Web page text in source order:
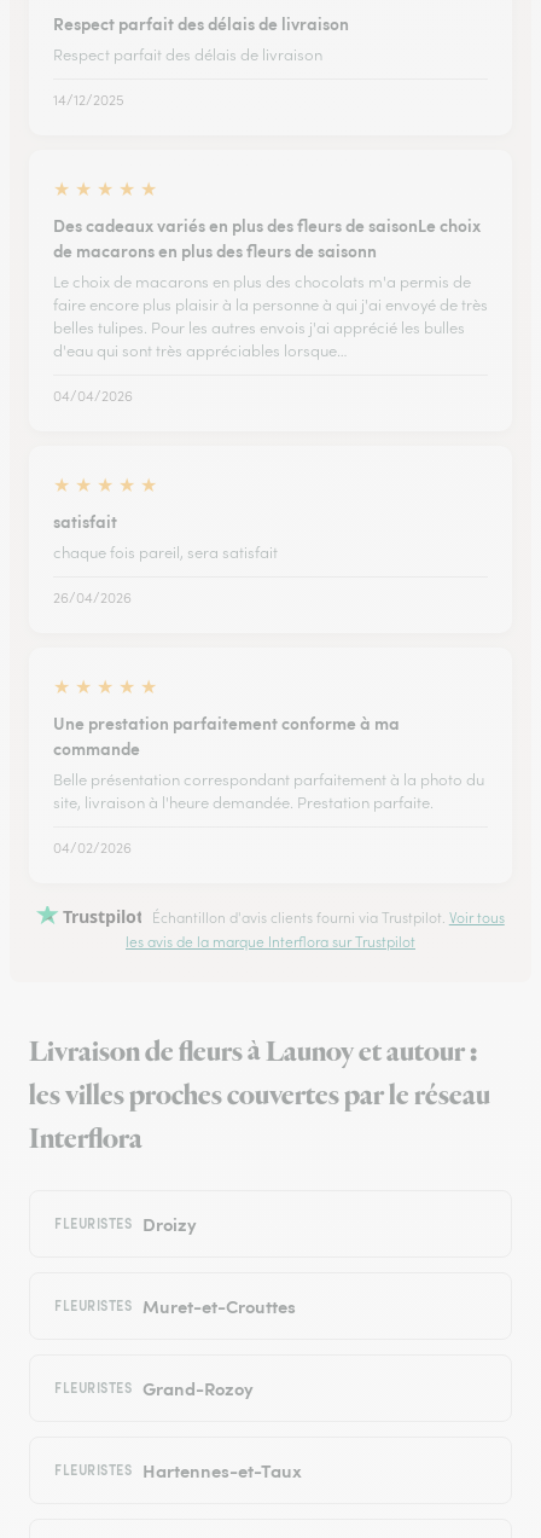
Respect parfait des délais de livraison
Respect parfait des délais de livraison
14/12/2025
★ ★ ★ ★ ★
Des cadeaux variés en plus des fleurs de saisonLe choix
de macarons en plus des fleurs de saisonn
Le choix de macarons en plus des chocolats m'a permis de
faire encore plus plaisir à la personne à qui j'ai envoyé de très
belles tulipes. Pour les autres envois j'ai apprécié les bulles
d'eau qui sont très appréciables lorsque…
04/04/2026
★ ★ ★ ★ ★
satisfait
chaque fois pareil, sera satisfait
26/04/2026
★ ★ ★ ★ ★
Une prestation parfaitement conforme à ma
commande
Belle présentation correspondant parfaitement à la photo du
site, livraison à l'heure demandée. Prestation parfaite.
04/02/2026
Trustpilot Échantillon d'avis clients fourni via Trustpilot. Voir tous
les avis de la marque Interflora sur Trustpilot
Livraison de fleurs à Launoy et autour :
les villes proches couvertes par le réseau
Interflora
FLEURISTES Droizy
FLEURISTES Muret-et-Crouttes
FLEURISTES Grand-Rozoy
FLEURISTES Hartennes-et-Taux